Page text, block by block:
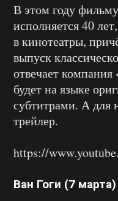
В этом году фильму
исполняется 40
в кинотеатры,
выпуск
отвечает компания
будет на языке
субтитрами. А для
трейлер.
https://
Ван Гоги (7 марта)